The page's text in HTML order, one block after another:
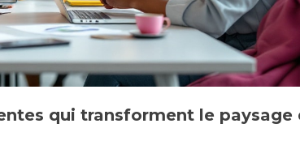
qui transforment le paysage